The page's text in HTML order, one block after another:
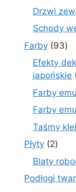
Drzwi
Schody
Farby 9393
Efekty
japońskie
Farby
Farby
Taśmy
Płyty 22
Blaty
Podłogi